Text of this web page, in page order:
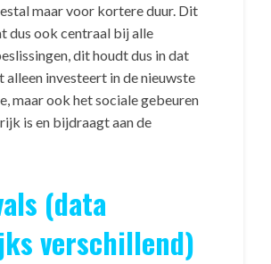
maar voor kortere duur. Dit
dus ook centraal bij alle
dit houdt dus in dat
alleen investeert in de nieuwste
maar ook het sociale gebeuren
is en bijdraagt aan de
(data
verschillend)